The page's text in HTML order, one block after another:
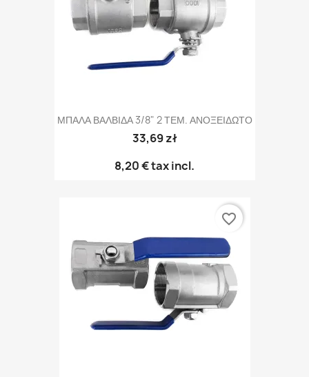
ΜΠΑΛΑ ΒΑΛΒΙΔΑ 3/8" 2 ΤΕΜ. ΑΝΟΞΕΙΔΩΤΟ
33,69 zł
8,20 €tax incl.
favorite_border